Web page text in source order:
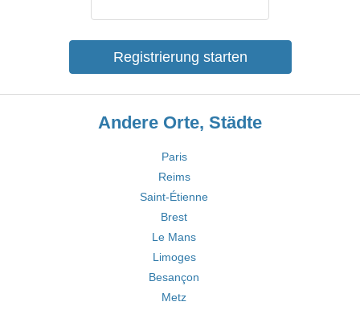
Registrierung starten
Andere Orte, Städte
Paris
Reims
Saint-Étienne
Brest
Le Mans
Limoges
Besançon
Metz